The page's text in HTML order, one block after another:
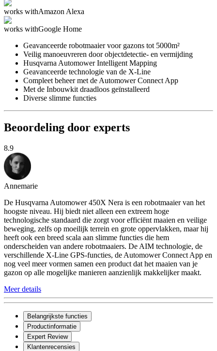
works withAmazon Alexa
works withGoogle Home
Geavanceerde robotmaaier voor gazons tot 5000m²
Veilig manoeuvreren door objectdetectie- en vermijding
Husqvarna Automower Intelligent Mapping
Geavanceerde technologie van de X-Line
Compleet beheer met de Automower Connect App
Met de Inbouwkit draadloos geïnstalleerd
Diverse slimme functies
Beoordeling door experts
8.9
Annemarie
De Husqvarna Automower 450X Nera is een robotmaaier van het
hoogste niveau. Hij biedt niet alleen een extreem hoge
technologische standaard die zorgt voor efficiënt maaien en veilige
beweging, zelfs op moeilijk terrein en grote oppervlakken, maar hij
heeft ook een breed scala aan slimme functies die hem
onderscheiden van andere robotmaaiers. De AIM technologie, de
verschillende X-Line GPS-functies, de Automower Connect App en
nog veel meer vormen samen een product dat het maaien van je
gazon op alle mogelijke manieren aanzienlijk makkelijker maakt.
Meer details
Belangrijkste functies
Productinformatie
Expert Review
Klantenrecensies